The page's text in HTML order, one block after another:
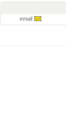
email